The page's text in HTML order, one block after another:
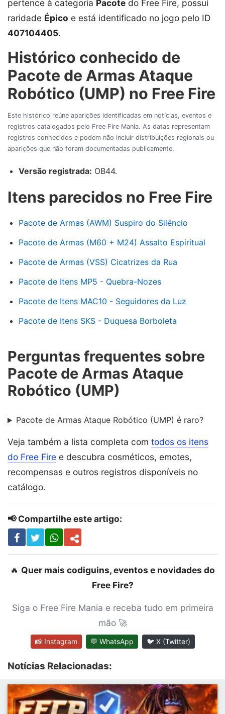
pertence à categoria Pacote do Free Fire, possui
raridade Épico e está identificado no jogo pelo ID
407104405.
Histórico conhecido de
Pacote de Armas Ataque
Robótico (UMP) no Free Fire
Este histórico reúne aparições identificadas em notícias, eventos e
registros catalogados pelo Free Fire Mania. As datas representam
registros conhecidos e podem não incluir distribuições regionais ou
aparições que não foram documentadas publicamente.
Versão registrada: OB44.
Itens parecidos no Free Fire
Pacote de Armas (AWM) Suspiro do Silêncio
Pacote de Armas (M60 + M24) Assalto Espiritual
Pacote de Armas (VSS) Cicatrizes da Rua
Pacote de Itens MP5 - Quebra-Nozes
Pacote de Itens MAC10 - Seguidores da Luz
Pacote de Itens SKS - Duquesa Borboleta
Perguntas frequentes sobre
Pacote de Armas Ataque
Robótico (UMP)
Pacote de Armas Ataque Robótico (UMP) é raro?
Veja também a lista completa com todos os itens
do Free Fire e descubra cosméticos, emotes,
recompensas e outros registros disponíveis no
catálogo.
📢 Compartilhe este artigo:
🔥 Quer mais codiguins, eventos e novidades do
Free Fire?
Siga o Free Fire Mania e receba tudo em primeira
mão 🚀
📸 Instagram 💬 WhatsApp 🐦 X (Twitter)
Notícias Relacionadas: